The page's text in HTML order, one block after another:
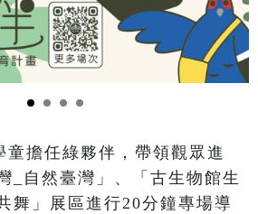
童擔任綠夥伴，帶領觀眾進
_自然臺灣」、「古生物館生
舞」展區進行20分鐘專場導